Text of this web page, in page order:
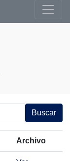
Buscar
Archivo